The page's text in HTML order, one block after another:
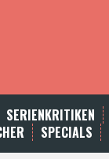
SERIENKRITIKEN
SPECIALS